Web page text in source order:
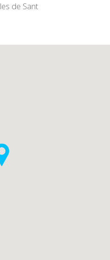
de Sant